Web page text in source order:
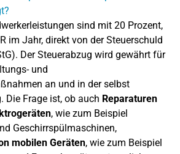
sind mit 20 Prozent,
im Jahr, direkt von der Steuerschuld
Der Steuerabzug wird gewährt für
und
an und in der selbst
Die Frage ist, ob auch Reparaturen
, wie zum Beispiel
Geschirrspülmaschinen,
mobilen Geräten, wie zum Beispiel